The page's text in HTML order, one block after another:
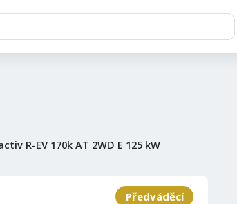
R-EV 170k AT 2WD E 125 kW
Předváděcí